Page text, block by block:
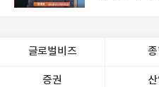
글로벌비즈
증권